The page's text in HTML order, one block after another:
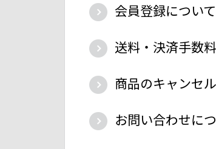
会員登録について
送料・決済手数
商品のキャンセ
お問い合わせに